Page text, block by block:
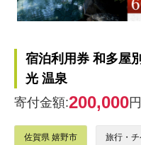
宿泊利用券 和多屋
光 温泉
寄付金額:200,000円
佐賀県 嬉野市 旅行・